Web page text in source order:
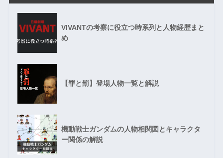
VIVANTの考察に役立つ時系列と人物経歴まと
め
【罪と罰】登場人物一覧と解説
機動戦士ガンダムの人物相関図とキャラクタ
ー関係の解説